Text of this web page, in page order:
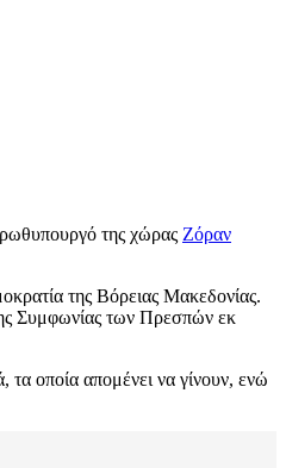
της χώρας Ζόραν
της Βόρειας Μακεδονίας.
Συμφωνίας των Πρεσπών εκ
οποία απομένει να γίνουν, ενώ